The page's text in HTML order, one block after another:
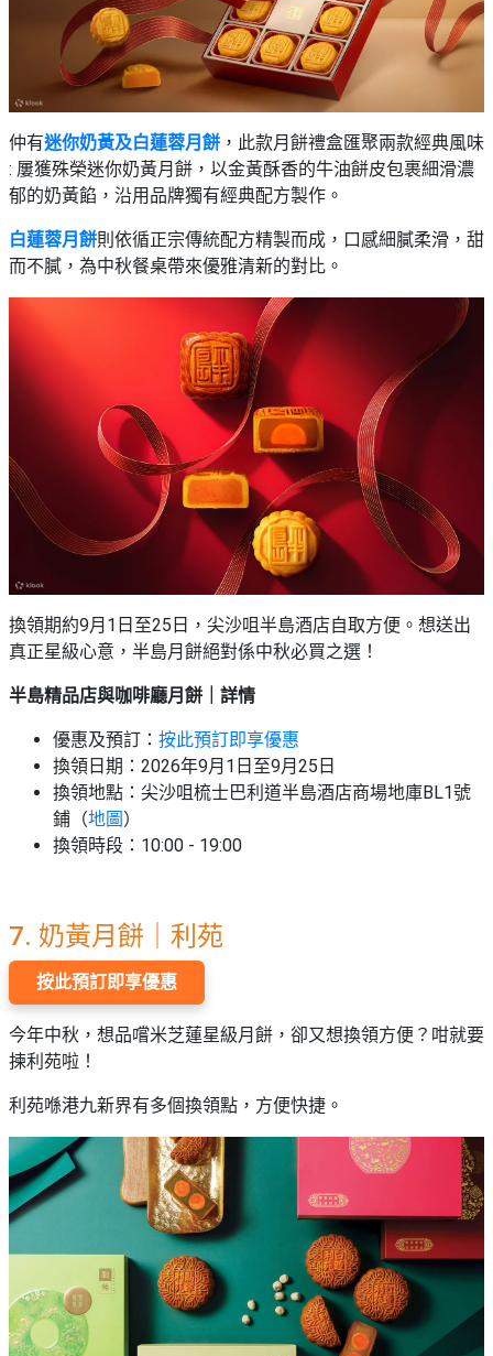
仲有迷你奶黃及白蓮蓉月餅 ，此款月餅禮盒匯聚兩款經典風味
: 屢獲殊榮迷你奶黃月餅，以金黃酥香的牛油餅皮包裹細滑濃
郁的奶黃餡，沿用品牌獨有經典配方製作。
白蓮蓉月餅則依循正宗傳統配方精製而成，口感細膩柔滑，甜
而不膩，為中秋餐桌帶來優雅清新的對比。
換領期約9月1日至25日，尖沙咀半島酒店自取方便。想送出
真正星級心意，半島月餅絕對係中秋必買之選！
半島精品店與咖啡廳月餅｜詳情
優惠及預訂： 按此預訂即享優惠
換領日期：2026年9月1日至9月25日
換領地點：尖沙咀梳士巴利道半島酒店商場地庫BL1號
鋪 （地圖）
換領時段：10:00 - 19:00
7. 奶黃月餅｜利苑
按此預訂即享優惠
今年中秋，想品嚐米芝蓮星級月餅，卻又想換領方便？咁就要
揀利苑啦！
利苑喺港九新界有多個換領點，方便快捷。